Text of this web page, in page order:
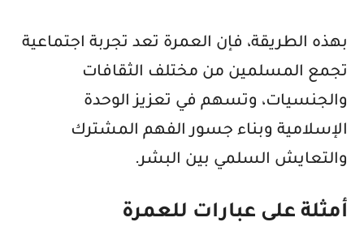
بهذه الطريقة، فإن العمرة تعد تجربة اجتماعية
تجمع المسلمين من مختلف الثقافات
والجنسيات، وتسهم في تعزيز الوحدة
الإسلامية وبناء جسور الفهم المشترك
والتعايش السلمي بين البشر.
أمثلة على عبارات للعمرة